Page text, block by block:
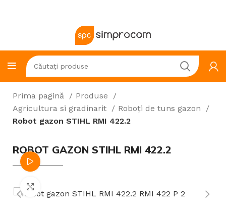
Prima pagină
Produse
Agricultura si gradinarit
Roboți de tuns gazon
Robot gazon STIHL RMI 422.2
ROBOT GAZON STIHL RMI 422.2